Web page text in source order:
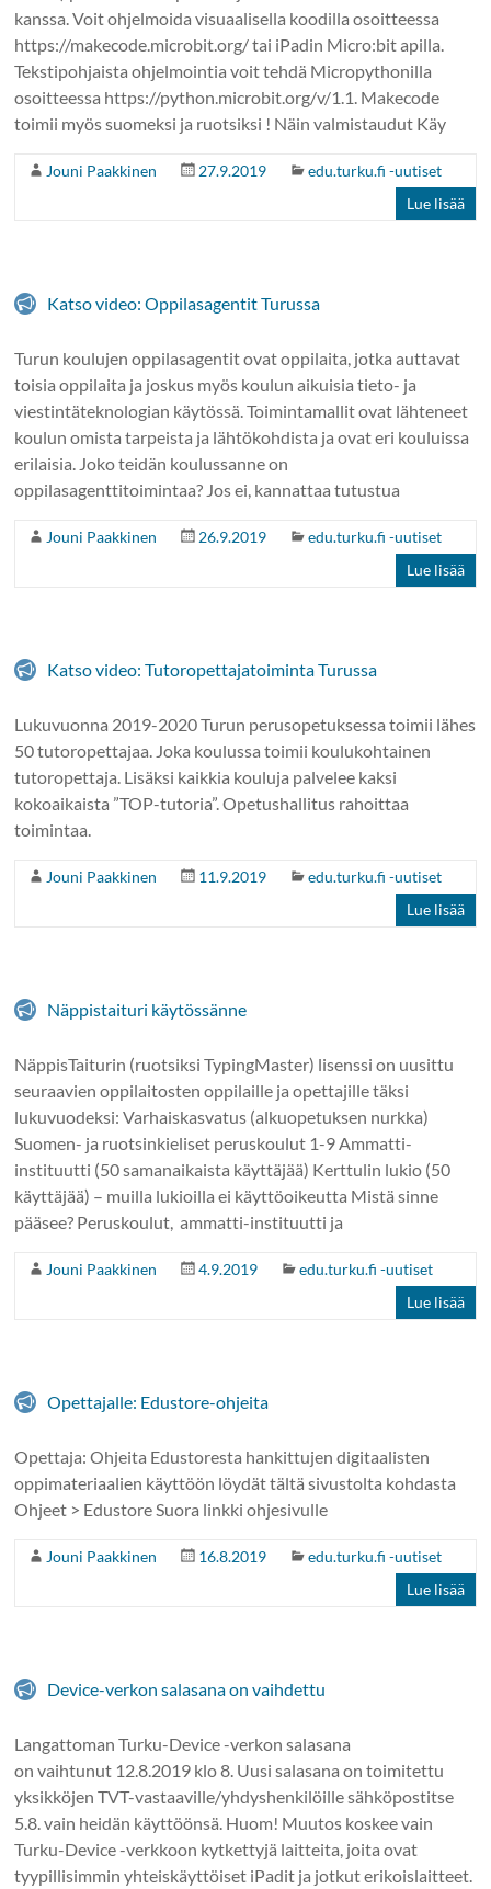
kanssa. Voit ohjelmoida visuaalisella koodilla osoitteessa
https://makecode.microbit.org/ tai iPadin Micro:bit apilla.
Tekstipohjaista ohjelmointia voit tehdä Micropythonilla
osoitteessa https://python.microbit.org/v/1.1. Makecode
toimii myös suomeksi ja ruotsiksi ! Näin valmistaudut Käy
Jouni Paakkinen 27.9.2019
edu.turku.fi -uutiset
Lue lisää
Katso video: Oppilasagentit Turussa
Turun koulujen oppilasagentit ovat oppilaita, jotka auttavat
toisia oppilaita ja joskus myös koulun aikuisia tieto- ja
viestintäteknologian käytössä. Toimintamallit ovat lähteneet
koulun omista tarpeista ja lähtökohdista ja ovat eri kouluissa
erilaisia. Joko teidän koulussanne on
oppilasagenttitoimintaa? Jos ei, kannattaa tutustua
Jouni Paakkinen 26.9.2019
edu.turku.fi -uutiset
Lue lisää
Katso video: Tutoropettajatoiminta Turussa
Lukuvuonna 2019-2020 Turun perusopetuksessa toimii lähes
50 tutoropettajaa. Joka koulussa toimii koulukohtainen
tutoropettaja. Lisäksi kaikkia kouluja palvelee kaksi
kokoaikaista ”TOP-tutoria”. Opetushallitus rahoittaa
toimintaa.
Jouni Paakkinen 11.9.2019
edu.turku.fi -uutiset
Lue lisää
Näppistaituri käytössänne
NäppisTaiturin (ruotsiksi TypingMaster) lisenssi on uusittu
seuraavien oppilaitosten oppilaille ja opettajille täksi
lukuvuodeksi: Varhaiskasvatus (alkuopetuksen nurkka)
Suomen- ja ruotsinkieliset peruskoulut 1-9 Ammatti-
instituutti (50 samanaikaista käyttäjää) Kerttulin lukio (50
käyttäjää) – muilla lukioilla ei käyttöoikeutta Mistä sinne
pääsee? Peruskoulut, ammatti-instituutti ja
Jouni Paakkinen 4.9.2019
edu.turku.fi -uutiset
Lue lisää
Opettajalle: Edustore-ohjeita
Opettaja: Ohjeita Edustoresta hankittujen digitaalisten
oppimateriaalien käyttöön löydät tältä sivustolta kohdasta
Ohjeet > Edustore Suora linkki ohjesivulle
Jouni Paakkinen 16.8.2019
edu.turku.fi -uutiset
Lue lisää
Device-verkon salasana on vaihdettu
Langattoman Turku-Device -verkon salasana
on vaihtunut 12.8.2019 klo 8. Uusi salasana on toimitettu
yksikköjen TVT-vastaaville/yhdyshenkilöille sähköpostitse
5.8. vain heidän käyttöönsä. Huom! Muutos koskee vain
Turku-Device -verkkoon kytkettyjä laitteita, joita ovat
tyypillisimmin yhteiskäyttöiset iPadit ja jotkut erikoislaitteet.